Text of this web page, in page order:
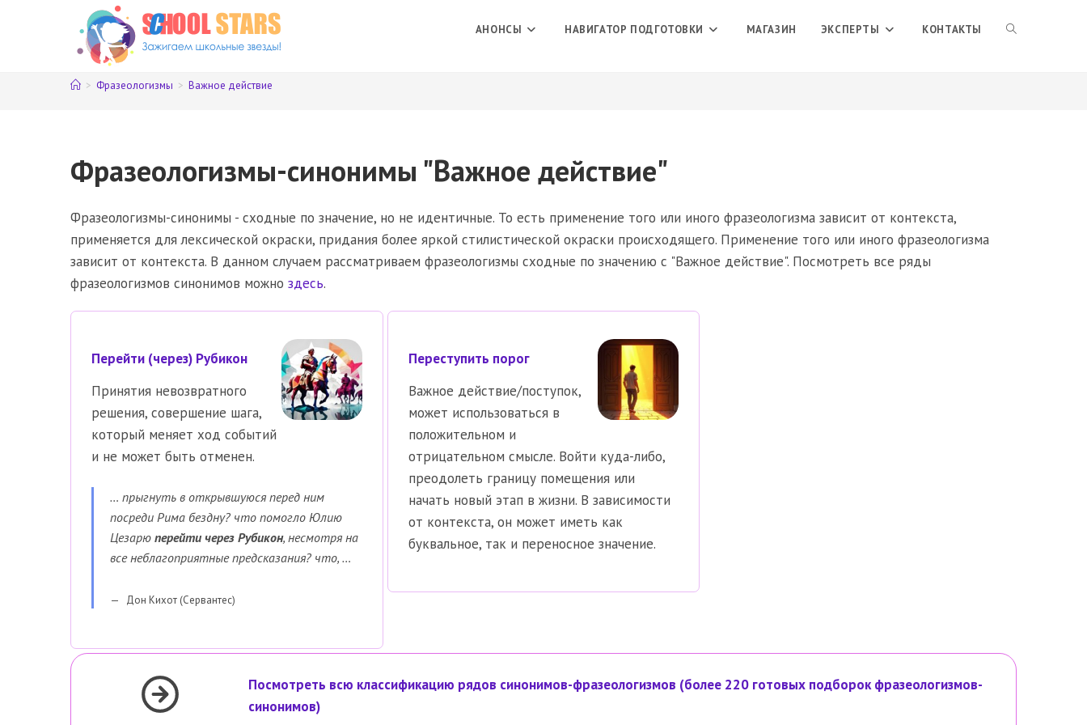
АНОНСЫ НАВИГАТОР ПОДГОТОВКИ МАГАЗИН ЭКСПЕРТЫ КОНТАКТЫ ПЕРЕКЛЮЧИТЬ
> Фразеологизмы > Важное действие
Фразеологизмы-синонимы "Важное действие"
Фразеологизмы-синонимы - сходные по значение, но не идентичные. То есть применение того или иного фразеологизма зависит от контекста,
применяется для лексической окраски, придания более яркой стилистической окраски происходящего. Применение того или иного фразеологизма
зависит от контекста. В данном случаем рассматриваем фразеологизмы сходные по значению с "Важное действие". Посмотреть все ряды
фразеологизмов синонимов можно здесь.
Перейти (через) Рубикон
Принятия невозвратного
решения, совершение шага,
который меняет ход событий
и не может быть отменен.
… прыгнуть в открывшуюся перед ним
посреди Рима бездну? что помогло Юлию
Цезарю перейти через Рубикон, несмотря на
все неблагоприятные предсказания? что, …
Дон Кихот (Сервантес)
Переступить порог
Важное действие/поступок,
может использоваться в
положительном и
отрицательном смысле. Войти куда-либо,
преодолеть границу помещения или
начать новый этап в жизни. В зависимости
от контекста, он может иметь как
буквальное, так и переносное значение.
Посмотреть всю классификацию рядов синонимов-фразеологизмов (более 220 готовых подборок фразеологизмов-
синонимов)